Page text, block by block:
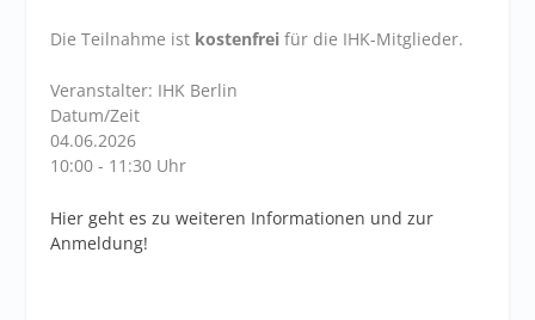
Die Teilnahme ist kostenfreifür die IHK-Mitglieder.
Veranstalter: IHK Berlin
Datum/Zeit
04.06.2026
10:00 - 11:30 Uhr
Hier geht es zu weiteren Informationen und zur
Anmeldung!